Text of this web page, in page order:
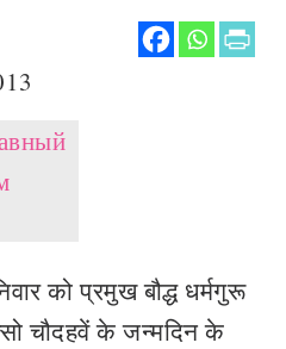
को प्रमुख बौद्ध धर्मगुरू
चौदहवें के जन्मदिन के